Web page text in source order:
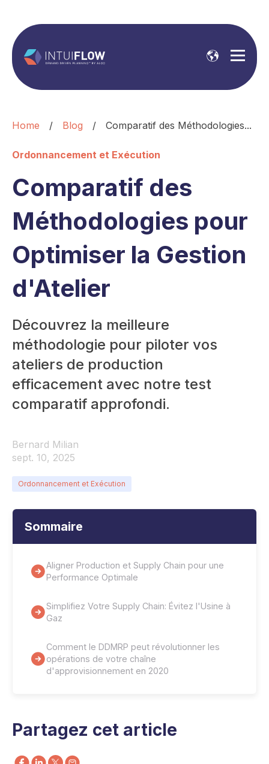
Home / Blog / Comparatif des Méthodologies...
Ordonnancement et Exécution
Comparatif des
Méthodologies pour
Optimiser la Gestion
d'Atelier
Découvrez la meilleure
méthodologie pour piloter vos
ateliers de production
efficacement avec notre test
comparatif approfondi.
Bernard Milian
sept. 10, 2025
Ordonnancement et Exécution
Sommaire
Aligner Production et Supply Chain pour une
Performance Optimale
Simplifiez Votre Supply Chain: Évitez l'Usine à
Gaz
Comment le DDMRP peut révolutionner les
opérations de votre chaîne
d'approvisionnement en 2020
Partagez cet article